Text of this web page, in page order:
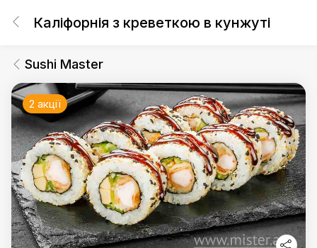
Каліфорнія з креветкою в кунжуті
Sushi Master
2 акції